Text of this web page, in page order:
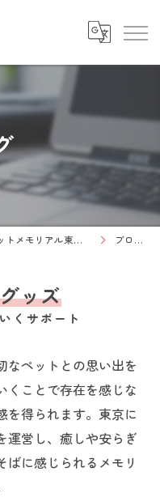
東京でペット火葬なら天国への扉 ペットメモリアル東京西 ブログ
ッズ
くサポート
なペットとの思い出を
くことで存在を感じな
を得られます。東京に
運営し、癒しや安らぎ
ばに感じられるメモリ